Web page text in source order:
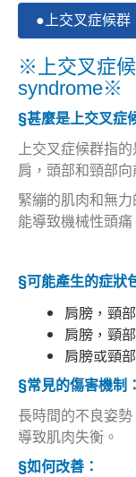
※上交叉症
syndrome※
§甚麼是上交叉症
上交叉症候群指
肩，頭部和頸部向
緊繃的肌肉和無
能導致機械性頭
§可能產生的症狀
肩膀，頸
肩膀，頸
肩膀或頸
§常見的傷害機制：
長時間的不良姿
導致肌肉失衡。
§如何改善：